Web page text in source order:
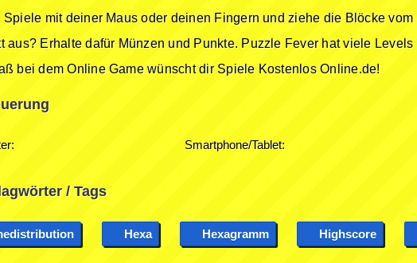
Spiele mit deiner Maus oder deinen Fingern und ziehe die Blöcke
aus? Erhalte dafür Münzen und Punkte. Puzzle Fever hat viele
bei dem Online Game wünscht dir Spiele Kostenlos Online.de!
Smartphone/Tablet:
/ Tags
Hexa Hexagramm Highscore